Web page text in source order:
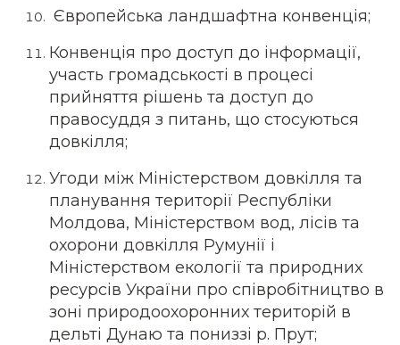
Європейська ландшафтна конвенція;
Конвенція про доступ до інформації,
участь громадськості в процесі
прийняття рішень та доступ до
правосуддя з питань, що стосуються
довкілля;
Угоди між Міністерством довкілля та
планування території Республіки
Молдова, Міністерством вод, лісів та
охорони довкілля Румунії і
Міністерством екології та природних
ресурсів України про співробітництво в
зоні природоохоронних територій в
дельті Дунаю та пониззі р. Прут;